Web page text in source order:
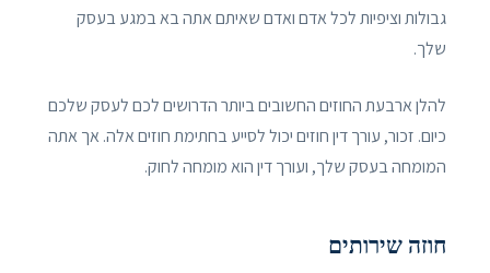
גבולות וציפיות לכל אדם ואדם שאיתם אתה בא במגע בעסק
שלך.
להלן ארבעת החוזים החשובים ביותר הדרושים לכם לעסק שלכם
כיום. זכור, עורך דין חוזים יכול לסייע בחתימת חוזים אלה. אך אתה
המומחה בעסק שלך, ועורך דין הוא מומחה לחוק.
חוזה שירותים